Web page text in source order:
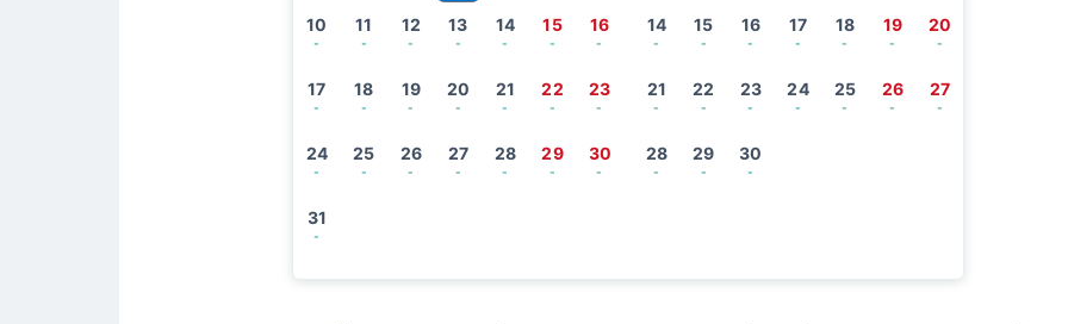
10
-
11
-
12
-
13
-
14
-
15
-
16
-
17
-
18
-
19
-
20
-
21
-
22
-
23
-
24
-
25
-
26
-
27
-
28
-
29
-
30
-
31
-
14
-
15
-
16
-
17
-
18
-
19
-
20
-
21
-
22
-
23
-
24
-
25
-
26
-
27
-
28
-
29
-
30
-